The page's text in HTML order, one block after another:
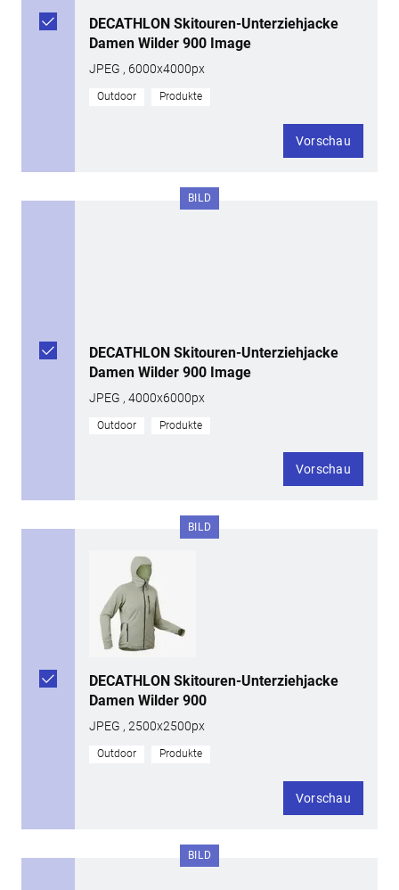
DECATHLON Skitouren-Unterziehjacke
Damen Wilder 900 Image
JPEG , 6000x4000px
Outdoor Produkte
Vorschau
BILD
DECATHLON Skitouren-Unterziehjacke
Damen Wilder 900 Image
JPEG , 4000x6000px
Outdoor Produkte
Vorschau
BILD
DECATHLON Skitouren-Unterziehjacke
Damen Wilder 900
JPEG , 2500x2500px
Outdoor Produkte
Vorschau
BILD